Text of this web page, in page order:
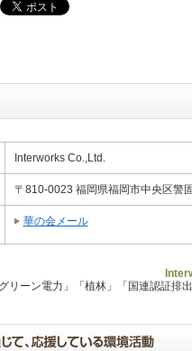
Interworks Co.,Ltd.
〒810-0023 福岡県福岡市中央区警
華の会メール
リーン電力」「植林」「国連認証排